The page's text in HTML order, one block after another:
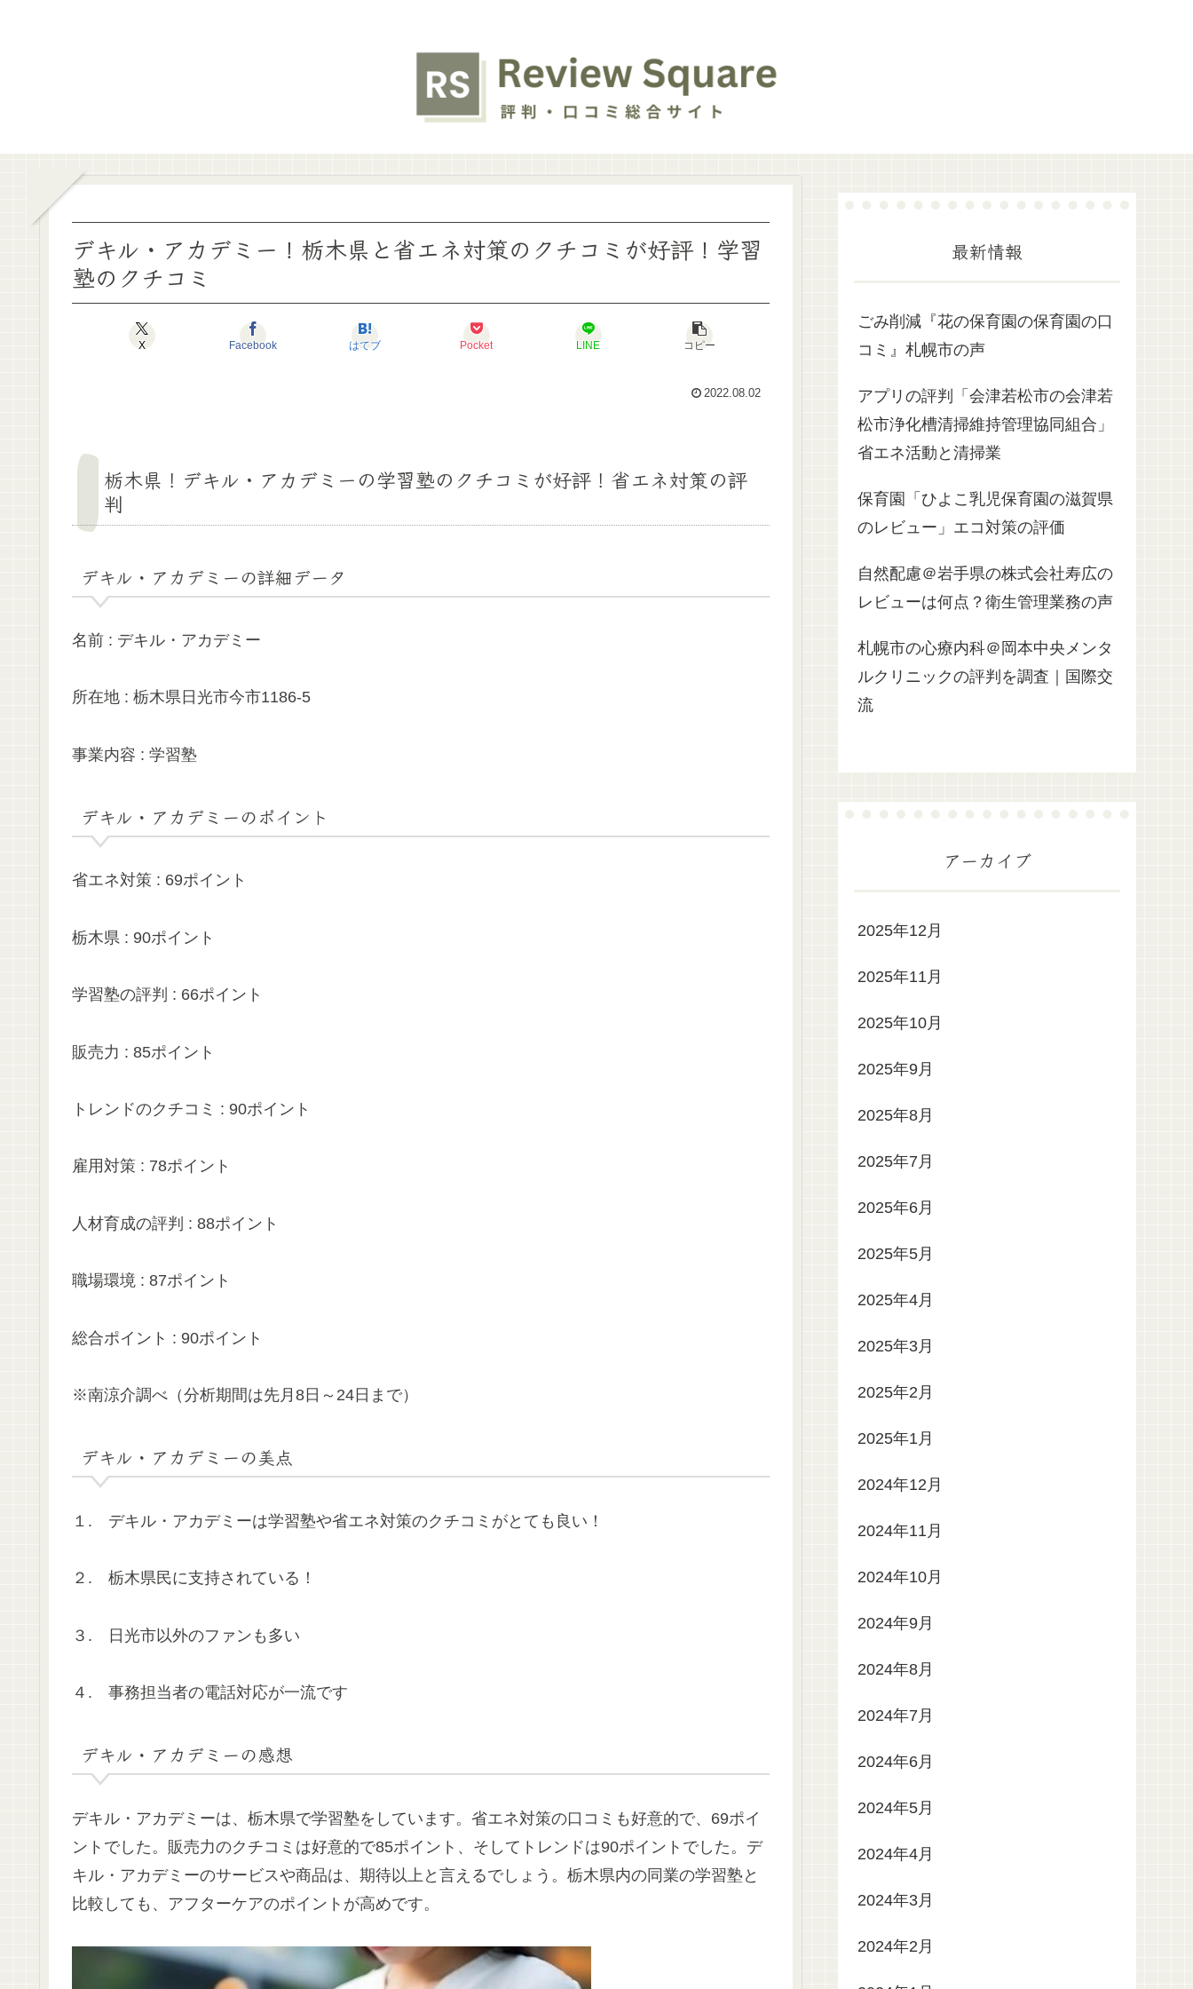
デキル・アカデミー！栃木県と省エネ対策のクチコミが好評！学習
塾のクチコミ
X Facebook はてブ Pocket LINE コピー
2022.08.02
栃木県！デキル・アカデミーの学習塾のクチコミが好評！省エネ対策の評
判
デキル・アカデミーの詳細データ
名前 : デキル・アカデミー
所在地 : 栃木県日光市今市1186-5
事業内容 : 学習塾
デキル・アカデミーのポイント
省エネ対策 : 69ポイント
栃木県 : 90ポイント
学習塾の評判 : 66ポイント
販売力 : 85ポイント
トレンドのクチコミ : 90ポイント
雇用対策 : 78ポイント
人材育成の評判 : 88ポイント
職場環境 : 87ポイント
総合ポイント : 90ポイント
※南涼介調べ（分析期間は先月8日～24日まで）
デキル・アカデミーの美点
１. デキル・アカデミーは学習塾や省エネ対策のクチコミがとても良い！
２. 栃木県民に支持されている！
３. 日光市以外のファンも多い
４. 事務担当者の電話対応が一流です
デキル・アカデミーの感想
デキル・アカデミーは、栃木県で学習塾をしています。省エネ対策の口コミも好意的で、69ポイ
ントでした。販売力のクチコミは好意的で85ポイント、そしてトレンドは90ポイントでした。デ
キル・アカデミーのサービスや商品は、期待以上と言えるでしょう。栃木県内の同業の学習塾と
比較しても、アフターケアのポイントが高めです。
最新情報
ごみ削減『花の保育園の保育園の口
コミ』札幌市の声
アプリの評判「会津若松市の会津若
松市浄化槽清掃維持管理協同組合」
省エネ活動と清掃業
保育園「ひよこ乳児保育園の滋賀県
のレビュー」エコ対策の評価
自然配慮＠岩手県の株式会社寿広の
レビューは何点？衛生管理業務の声
札幌市の心療内科＠岡本中央メンタ
ルクリニックの評判を調査｜国際交
流
アーカイブ
2025年12月
2025年11月
2025年10月
2025年9月
2025年8月
2025年7月
2025年6月
2025年5月
2025年4月
2025年3月
2025年2月
2025年1月
2024年12月
2024年11月
2024年10月
2024年9月
2024年8月
2024年7月
2024年6月
2024年5月
2024年4月
2024年3月
2024年2月